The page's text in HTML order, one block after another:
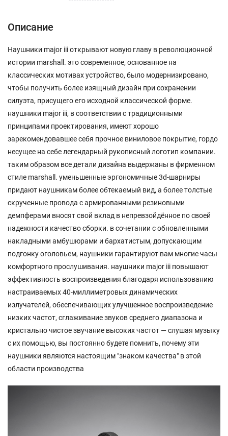
Описание
Наушники major iii открывают новую главу в революционной
истории marshall. это современное, основанное на
классических мотивах устройство, было модернизировано,
чтобы получить более изящный дизайн при сохранении
силуэта, присущего его исходной классической форме.
наушники major iii, в соответствии с традиционными
принципами проектирования, имеют хорошо
зарекомендовавшее себя прочное виниловое покрытие, гордо
несущее на себе легендарный рукописный логотип компании.
таким образом все детали дизайна выдержаны в фирменном
стиле marshall. уменьшенные эргономичные 3d-шарниры
придают наушникам более обтекаемый вид, а более толстые
скрученные провода с армированными резиновыми
демпферами вносят свой вклад в непревзойдённое по своей
надежности качество сборки. в сочетании с обновленными
накладными амбушюрами и бархатистым, допускающим
подгонку оголовьем, наушники гарантируют вам многие часы
комфортного прослушивания. наушники major iii повышают
эффективность воспроизведения благодаря использованию
настраиваемых 40-миллиметровых динамических
излучателей, обеспечивающих улучшенное воспроизведение
низких частот, сглаживание звуков среднего диапазона и
кристально чистое звучание высоких частот — слушая музыку
с их помощью, вы постоянно будете помнить, почему эти
наушники являются настоящим "знаком качества" в этой
области производства